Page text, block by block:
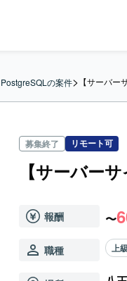
PostgreSQLの案件> 【サーバー
募集終了 リモート可
【サーバー
報酬 〜
職種 上